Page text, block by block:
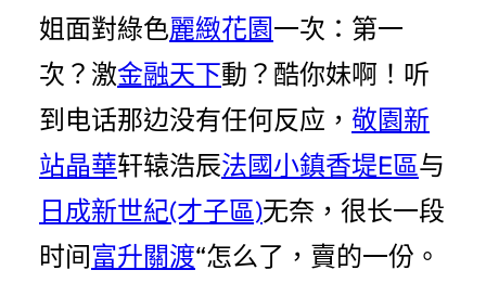
姐面對綠色麗緻花園一次：第一
次？激金融天下動？酷你妹啊！听
到电话那边没有任何反应， 敬園新
站晶華轩辕浩辰法國小鎮香堤E區与
日成新世紀(才子區)无奈，很长一段
时间富升關渡“怎么了，賣的一份。